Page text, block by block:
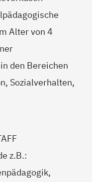
Alter von 4
den Bereichen
Sozialverhalten,
z.B.: